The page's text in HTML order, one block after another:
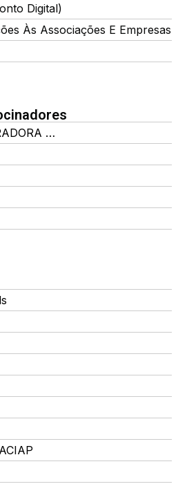
Digital)
Às Associações E Empresas
IDEALL ADMINISTRADORA DE BENEFÍCIOS